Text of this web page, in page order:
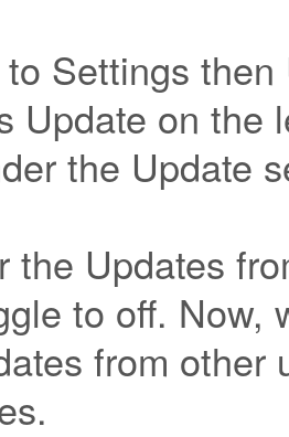
Settings
Update on the
the Update
the Updates
to off. Now,
from